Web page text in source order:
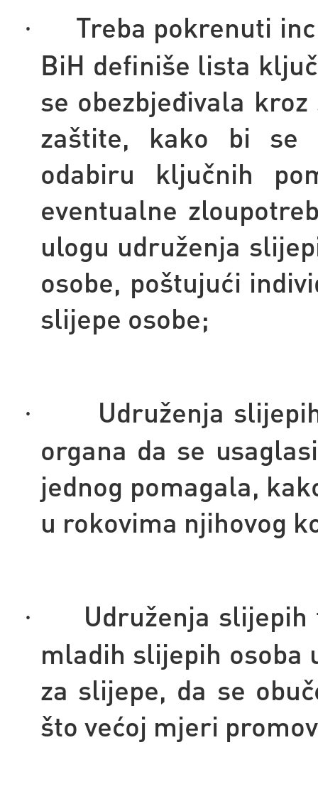
·
Treba pokrenuti
BiH definiše lista
se obezbjeđivala
zaštite, kako bi se
odabiru ključnih
eventualne
ulogu udruženja
osobe, poštujući
slijepe osobe;
·
Udruženja
organa da se
jednog pomagala,
u rokovima njihovog
·
Udruženja
mladih slijepih osoba
za slijepe, da se
što većoj mjeri